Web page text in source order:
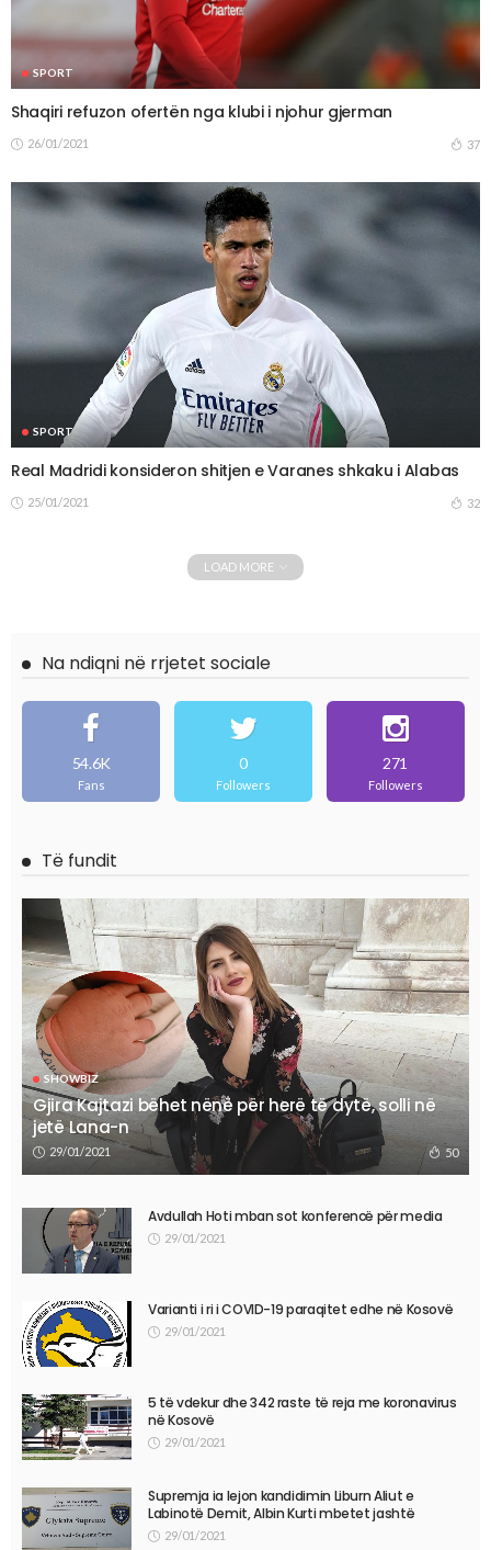
SPORT
Shaqiri refuzon ofertën nga klubi i njohur gjerman
26/01/2021 37
SPORT
Real Madridi konsideron shitjen e Varanes shkaku i Alabas
25/01/2021 32
LOAD MORE
Na ndiqni në rrjetet sociale
54.6K
Fans
0
Followers
271
Followers
Të fundit
SHOWBIZ
Gjira Kajtazi bëhet nënë për herë të dytë, solli në
jetë Lana-n
29/01/2021 50
Avdullah Hoti mban sot konferencë për media
29/01/2021
Varianti i ri i COVID-19 paraqitet edhe në Kosovë
29/01/2021
5 të vdekur dhe 342 raste të reja me koronavirus
në Kosovë
29/01/2021
Supremja ia lejon kandidimin Liburn Aliut e
Labinotë Demit, Albin Kurti mbetet jashtë
29/01/2021